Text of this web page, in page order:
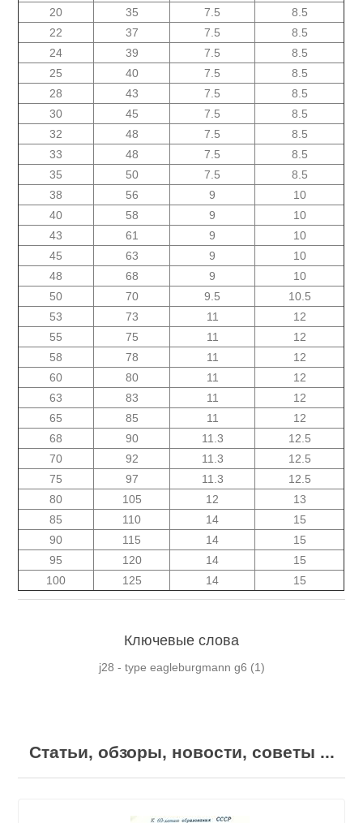
20 35 7.5
8.5
22
37 7.5
8.5
24
39 7.5
8.5
25
40 7.5
8.5
28
43 7.5
8.5
30
45 7.5
8.5
32
48 7.5
8.5
33
48 7.5
8.5
35
50 7.5
8.5
38
56 9
10
40
58 9
10
43
61 9
10
45
63 9
10
48
68 9
10
50
70 9.5
10.5
53
73 11
12
55
75 11
12
58
78 11
12
60
80 11
12
63
83 11
12
65
85 11
12
68
90 11.3
12.5
70
92 11.3
12.5
75
97 11.3
12.5
80
105 12
13
85
110 14
15
90
115 14
15
95
120 14
15
100
125 14 15
Ключевые слова
j28 - type eagleburgmann g6 (1)
Статьи, обзоры, новости, советы ...